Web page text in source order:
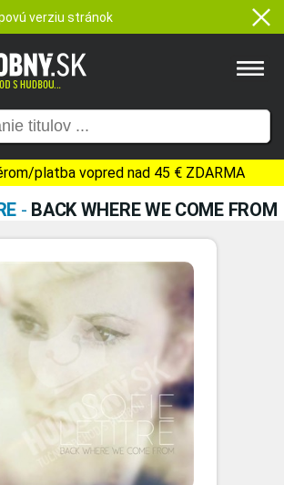
verziu stránok
platba vopred nad 45 € ZDARMA
- BACK WHERE WE COME FROM